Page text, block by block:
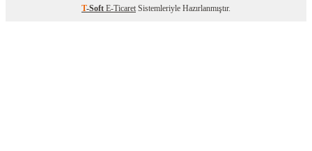
T-Soft E-Ticaret Sistemleriyle Hazırlanmıştır.